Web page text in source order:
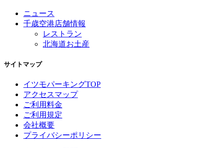
ニュース
千歳空港店舗情報
レストラン
北海道お土産
サイトマップ
イツモパーキングTOP
アクセスマップ
ご利用料金
ご利用規定
会社概要
プライバシーポリシー